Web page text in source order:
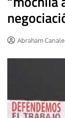
Abraham